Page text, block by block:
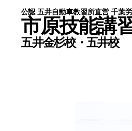
公認 五井自動車教習所直営 千葉労働
市原技能講
五井金杉校・五井校
公認 五井自動車教習所直営 千葉
市原技能講
五井金杉校・五井校